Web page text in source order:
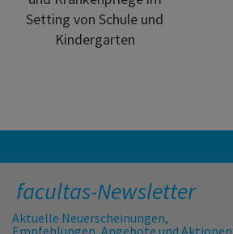
Setting von Schule und
Kindergarten
facultas-Newsletter
Aktuelle Neuerscheinungen,
Empfehlungen, Angebote und Aktionen